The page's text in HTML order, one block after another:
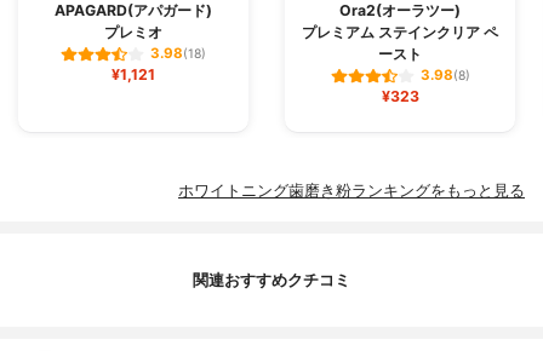
APAGARD(アパガード)
プレミオ
3.98(18)
¥1,121
Ora2(オーラツー)
プレミアム ステインクリア ペ
ースト
3.98(8)
¥323
ホワイトニング歯磨き粉ランキングをもっと見る
関連おすすめクチコミ